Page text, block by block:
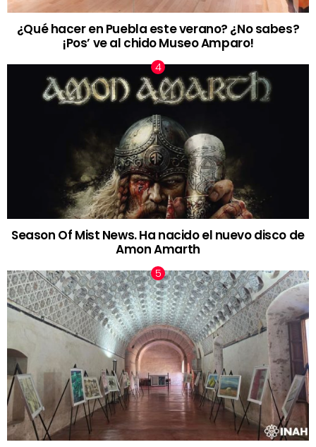
¿Qué hacer en Puebla este verano? ¿No sabes?
¡Pos’ ve al chido Museo Amparo!
Season Of Mist News. Ha nacido el nuevo disco de
Amon Amarth